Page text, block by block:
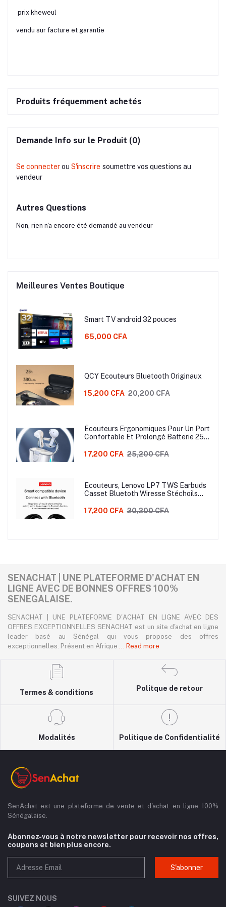
prix kheweul
vendu sur facture et garantie
Produits fréquemment achetés
Demande Info sur le Produit (0)
Se connecterou S'inscrire soumettre vos questions au
vendeur
Autres Questions
Non, rien n'a encore été demandé au vendeur
Meilleures Ventes Boutique
Smart TV android 32 pouces
65,000 CFA
QCY Ecouteurs Bluetooth Originaux
15,200 CFA 20,200 CFA
Écouteurs Ergonomiques Pour Un Port
Confortable Et Prolongé Batterie 250
Qualité Sonore
17,200 CFA 25,200 CFA
Ecouteurs, Lenovo LP7 TWS Earbuds
Casset Bluetoth Wiresse Stéchoils
IPX5 Emplache, Connexion Et Une
17,200 CFA 20,200 CFA
SENACHAT | UNE PLATEFORME D'ACHAT EN
LIGNE AVEC DE BONNES OFFRES 100%
SENEGALAISE.
SENACHAT | UNE PLATEFORME D'ACHAT EN LIGNE AVEC DES
OFFRES EXCEPTIONNELLES SENACHAT est un site d'achat en ligne
leader basé au Sénégal qui vous propose des offres
exceptionnelles. Présent en Afrique ... Read more
Termes & conditions
Politque de retour
Modalités Politique de Confidentialité
SenAchat est une plateforme de vente et d'achat en ligne 100%
Sénégalaise.
Abonnez-vous à notre newsletter pour recevoir nos offres,
coupons et bien plus encore.
S'abonner
SUIVEZ NOUS